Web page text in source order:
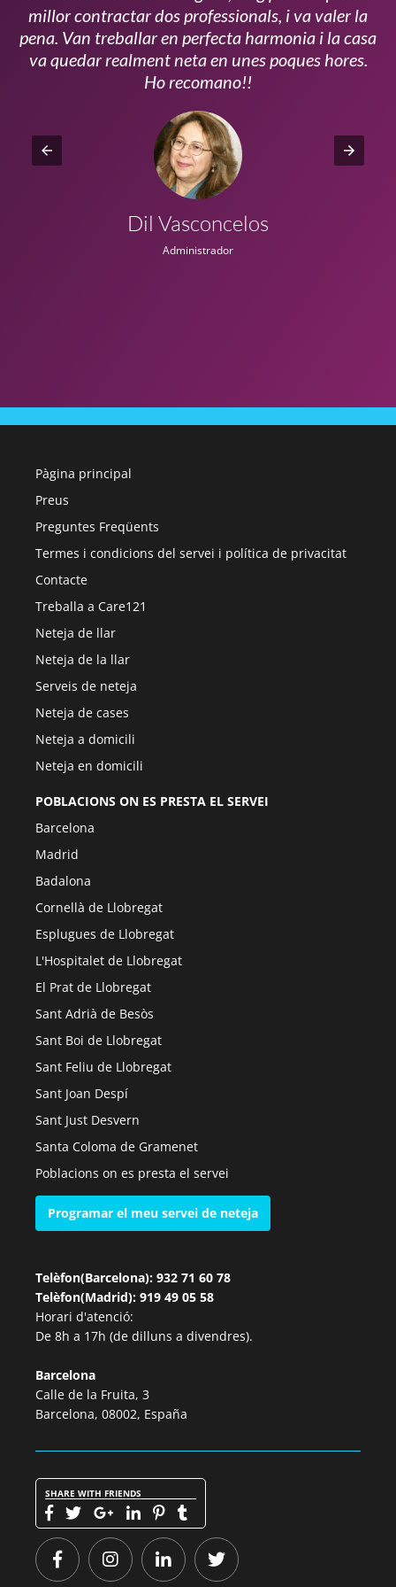
millor contractar dos professionals, i va valer la
pena. Van treballar en perfecta harmonia i la casa
va quedar realment neta en unes poques hores.
Ho recomano!!
Dil Vasconcelos
Administrador
Pàgina principal
Preus
Preguntes Freqüents
Termes i condicions del servei i política de privacitat
Contacte
Treballa a Care121
Neteja de llar
Neteja de la llar
Serveis de neteja
Neteja de cases
Neteja a domicili
Neteja en domicili
POBLACIONS ON ES PRESTA EL SERVEI
Barcelona
Madrid
Badalona
Cornellà de Llobregat
Esplugues de Llobregat
L'Hospitalet de Llobregat
El Prat de Llobregat
Sant Adrià de Besòs
Sant Boi de Llobregat
Sant Feliu de Llobregat
Sant Joan Despí
Sant Just Desvern
Santa Coloma de Gramenet
Poblacions on es presta el servei
Programar el meu servei de neteja
Telèfon(Barcelona): 932 71 60 78
Telèfon(Madrid): 919 49 05 58
Horari d'atenció:
De 8h a 17h (de dilluns a divendres).
Barcelona
Calle de la Fruita, 3
Barcelona, 08002, España
SHARE WITH FRIENDS